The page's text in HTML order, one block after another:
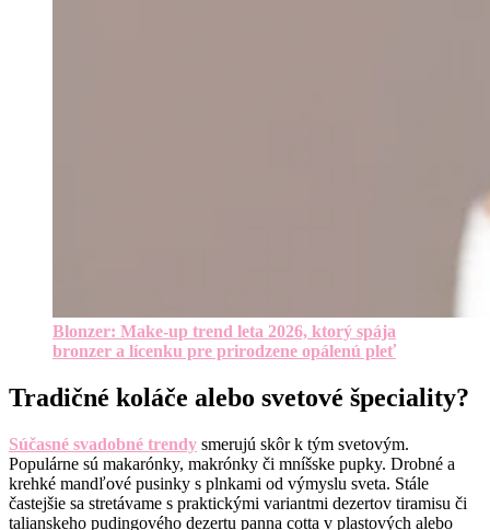
Blonzer: Make-up trend leta 2026, ktorý spája
bronzer a lícenku pre prirodzene opálenú pleť
Tradičné koláče alebo svetové špeciality?
Súčasné svadobné trendy smerujú skôr k tým svetovým.
Populárne sú makarónky, makrónky či mníšske pupky. Drobné a
krehké mandľové pusinky s plnkami od výmyslu sveta. Stále
častejšie sa stretávame s praktickými variantmi dezertov tiramisu či
talianskeho pudingového dezertu panna cotta v plastových alebo